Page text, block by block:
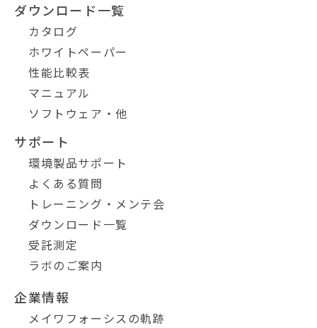
ダウンロード一覧
カタログ
ホワイトペーパー
性能比較表
マニュアル
ソフトウェア・他
サポート
環境製品サポート
よくある質問
トレーニング・メンテ会
ダウンロード一覧
受託測定
ラボのご案内
企業情報
メイワフォーシスの軌跡